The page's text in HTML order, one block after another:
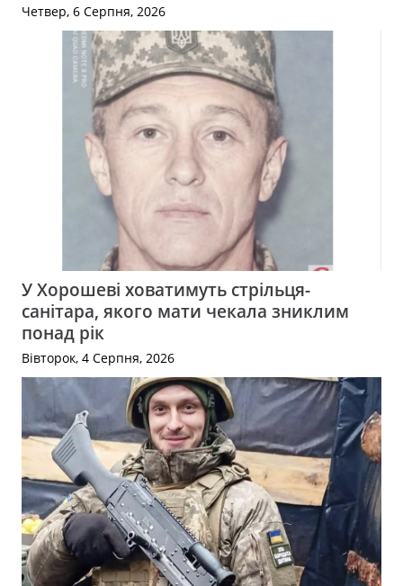
Четвер, 6 Серпня, 2026
У Хорошеві ховатимуть стрільця-
санітара, якого мати чекала зниклим
понад рік
Вівторок, 4 Серпня, 2026